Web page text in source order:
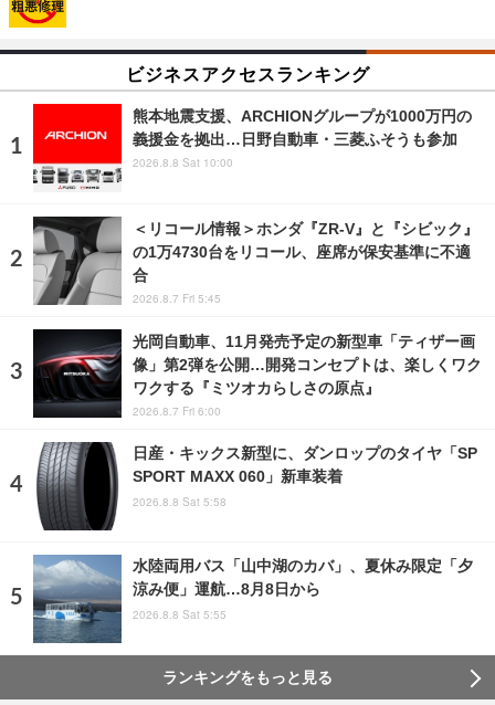
ビジネスアクセスランキング
熊本地震支援、ARCHIONグループが1000万円の
義援金を拠出…日野自動車・三菱ふそうも参加
2026.8.8 Sat 10:00
＜リコール情報＞ホンダ『ZR-V』と『シビック』
の1万4730台をリコール、座席が保安基準に不適
合
2026.8.7 Fri 5:45
光岡自動車、11月発売予定の新型車「ティザー画
像」第2弾を公開…開発コンセプトは、楽しくワク
ワクする『ミツオカらしさの原点』
2026.8.7 Fri 6:00
日産・キックス新型に、ダンロップのタイヤ「SP
SPORT MAXX 060」新車装着
2026.8.8 Sat 5:58
水陸両用バス「山中湖のカバ」、夏休み限定「夕
涼み便」運航…8月8日から
2026.8.8 Sat 5:55
ランキングをもっと見る